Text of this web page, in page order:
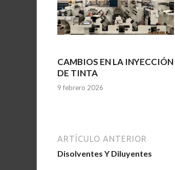
CAMBIOS EN LA INYECCIÓN
DE TINTA
9 febrero 2026
ARTÍCULO ANTERIOR
Disolventes Y Diluyentes